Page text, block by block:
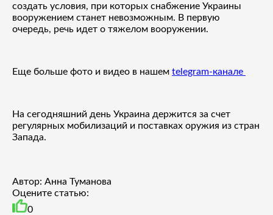
создать условия, при которых снабжение Украины
вооружением станет невозможным. В первую
очередь, речь идет о тяжелом вооружении.
Еще больше фото и видео в нашем telegram-канале
На сегодняшний день Украина держится за счет
регулярных мобилизаций и поставках оружия из стран
Запада.
Автор: Анна Туманова
Оцените статью:
0